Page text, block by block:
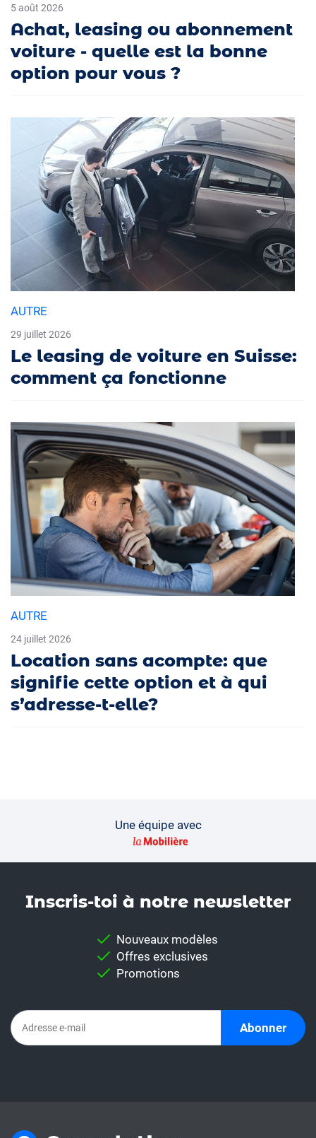
5 août 2026
Achat, leasing ou abonnement
voiture - quelle est la bonne
option pour vous ?
AUTRE
29 juillet 2026
Le leasing de voiture en Suisse:
comment ça fonctionne
AUTRE
24 juillet 2026
Location sans acompte: que
signifie cette option et à qui
s’adresse-t-elle?
Une équipe avec
Inscris-toi à notre news­letter
Nouveaux modèles
Offres exclusives
Promotions
Abonner